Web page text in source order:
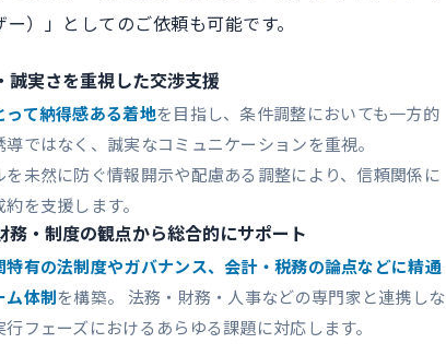
）」としてのご依頼も可能です。
誠実さを重視した交渉支援
って納得感ある着地を目指し、条件調整においても一方的
導ではなく、誠実なコミュニケーションを重視。
を未然に防ぐ情報開示や配慮ある調整により、信頼関係に
を支援します。
務・制度の観点から総合的にサポート
特有の法制度やガバナンス、会計・税務の論点などに精通
ム体制を構築。 法務・財務・人事などの専門家と連携しな
行フェーズにおけるあらゆる課題に対応します。